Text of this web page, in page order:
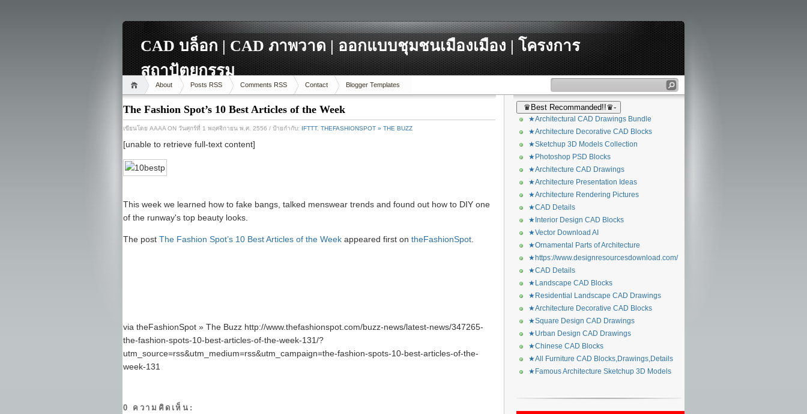
CAD บล็อก | CAD ภาพวาด | ออกแบบชุมชนเมืองเมือง | โครงการ
สถาปัตยกรรม
About Posts RSS Comments RSS Contact Blogger Templates
The Fashion Spot’s 10 Best Articles of the Week
เขียนโดย AAAA ON วันศุกร์ที่ 1 พฤศจิกายน พ.ศ. 2556 / ป้ายกำกับ: IFTTT, THEFASHIONSPOT » THE BUZZ
[unable to retrieve full-text content]
This week we learned how to fake bangs, talked menswear trends and found out how to DIY one
of the runway's top beauty looks.
The post The Fashion Spot’s 10 Best Articles of the Week appeared first on theFashionSpot
via theFashionSpot » The Buzz http://www.thefashionspot.com/buzz-news/latest-news/347265-
the-fashion-spots-10-best-articles-of-the-week-131/?
utm_source=rss&utm_medium=rss&utm_campaign=the-fashion-spots-10-best-articles-of-the-
week-131
0 ความคิดเห็น:
♛Best Recommanded!!♛-
★Architectural CAD Drawings Bundle
★Architecture Decorative CAD Blocks
★Sketchup 3D Models Collection
★Photoshop PSD Blocks
★Architecture CAD Drawings
★Architecture Presentation Ideas
★Architecture Rendering Pictures
★CAD Details
★Interior Design CAD Blocks
★Vector Download AI
★Ornamental Parts of Architecture
★https://www.designresourcesdownload.com/
★CAD Details
★Landscape CAD Blocks
★Residential Landscape CAD Drawings
★Architecture Decorative CAD Blocks
★Square Design CAD Drawings
★Urban Design CAD Drawings
★Chinese CAD Blocks
★All Furniture CAD Blocks,Drawings,Details
★Famous Architecture Sketchup 3D Models